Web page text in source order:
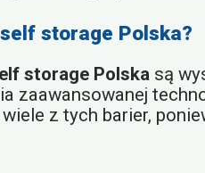
storage Polska?
storage Polska są
zaawansowanej
z tych barier,